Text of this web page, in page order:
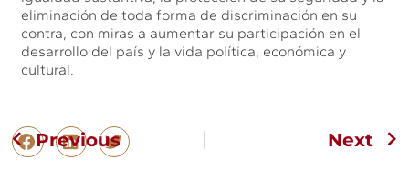
eliminación de toda forma de discriminación en su
contra, con miras a aumentar su participación en el
desarrollo del país y la vida política, económica y
cultural.
Previous Next